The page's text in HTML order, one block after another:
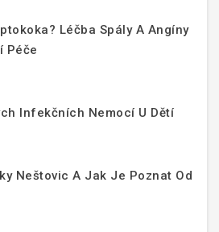
Léčba Spály A Angíny
Péče
Infekčních Nemocí U Dětí
Neštovic A Jak Je Poznat Od